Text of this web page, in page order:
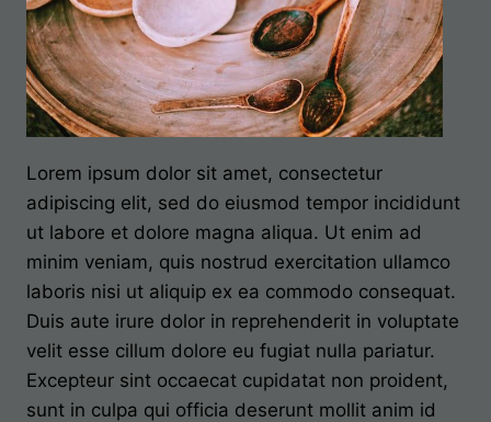
Lorem ipsum dolor sit amet, consectetur
adipiscing elit, sed do eiusmod tempor incididunt
ut labore et dolore magna aliqua. Ut enim ad
minim veniam, quis nostrud exercitation ullamco
laboris nisi ut aliquip ex ea commodo consequat.
Duis aute irure dolor in reprehenderit in voluptate
velit esse cillum dolore eu fugiat nulla pariatur.
Excepteur sint occaecat cupidatat non proident,
sunt in culpa qui officia deserunt mollit anim id